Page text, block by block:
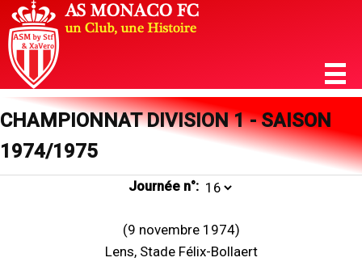
CHAMPIONNAT DIVISION 1 - SAISON
1974/1975
Journée n°:
(9 novembre 1974)
Lens, Stade Félix-Bollaert